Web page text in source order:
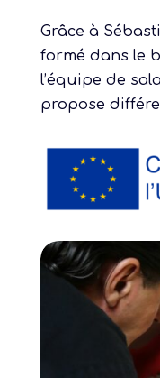
Grâce à
formé dans le
l’équipe de
propose